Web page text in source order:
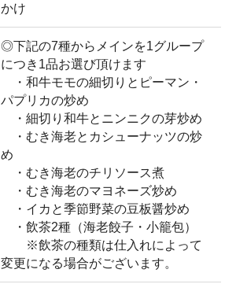
かけ
◎下記の7種からメインを1グループ
につき1品お選び頂けます
・和牛モモの細切りとピーマン・
パプリカの炒め
・細切り和牛とニンニクの芽炒め
・むき海老とカシューナッツの炒
め
・むき海老のチリソース煮
・むき海老のマヨネーズ炒め
・イカと季節野菜の豆板醤炒め
・飲茶2種（海老餃子・小籠包）
※飲茶の種類は仕入れによって
変更になる場合がございます。